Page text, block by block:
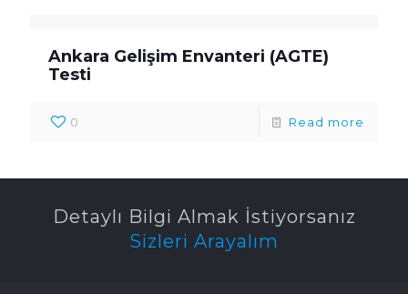
Ankara Gelişim Envanteri (AGTE)
Testi
0 Read more
Detaylı Bilgi Almak İstiyorsanız
Sizleri Arayalım